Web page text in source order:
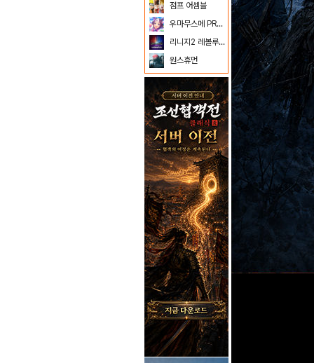
점프 어셈블
우마무스메 PRETTY DERBY
리니지2 레볼루션
원스휴먼